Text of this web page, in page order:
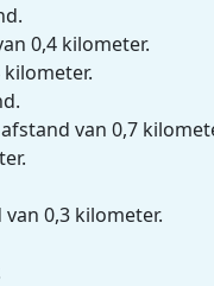
0,4 kilometer.
van 0,7
0,3 kilometer.